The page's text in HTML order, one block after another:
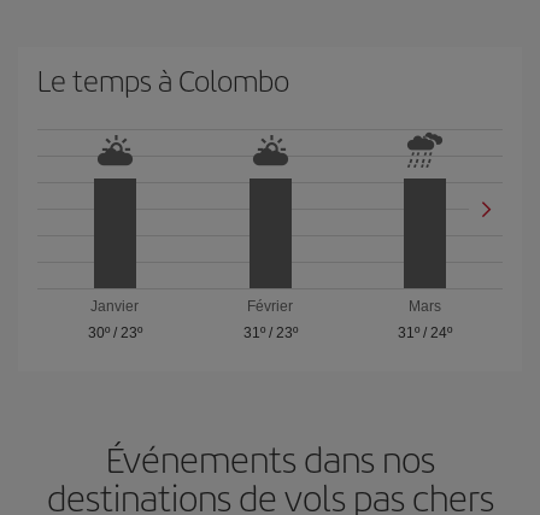
Le temps à Colombo
Janvier
30º/ 23º
Février
31º/ 23º
Mars
31º / 24º
Événements dans nos
destinations de vols pas chers